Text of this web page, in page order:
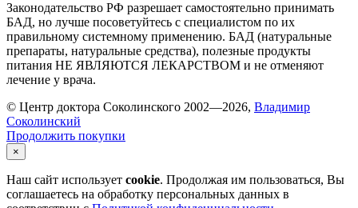
Законодательство РФ разрешает самостоятельно принимать
БАД, но лучше посоветуйтесь с специалистом по их
правильному системному применению. БАД (натуральные
препараты, натуральные средства), полезные продукты
питания НЕ ЯВЛЯЮТСЯ ЛЕКАРСТВОМ и не отменяют
лечение у врача.
© Центр доктора Соколинского 2002—2026, Владимир
Соколинский
Продолжить покупки
×
Наш сайт использует cookie. Продолжая им пользоваться, Вы
соглашаетесь на обработку персональных данных в